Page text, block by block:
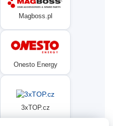
Magboss.pl
Onesto Energy
3xTOP.cz